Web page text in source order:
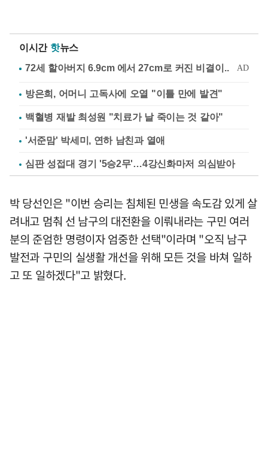
이시간 핫뉴스
방은희, 어머니 고독사에 오열 "이틀 만에 발견"
백혈병 재발 최성원 "치료가 날 죽이는 것 같아"
'서준맘' 박세미, 연하 남친과 열애
심판 성접대 경기 '5승2무'…4강신화마저 의심받아
박 당선인은 "이번 승리는 침체된 민생을 속도감 있게 살
려내고 멈춰 선 남구의 대전환을 이뤄내라는 구민 여러
분의 준엄한 명령이자 엄중한 선택"이라며 "오직 남구
발전과 구민의 실생활 개선을 위해 모든 것을 바쳐 일하
고 또 일하겠다"고 밝혔다.